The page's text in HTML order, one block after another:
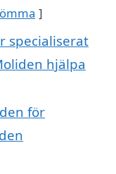
specialiserat
hjälpa
för